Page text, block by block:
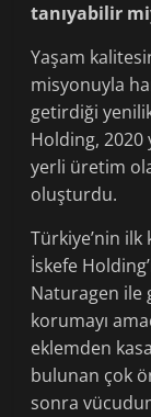
tanıyabilir
Yaşam
misyonuyla
getirdiği
Holding, 2020
yerli üretim
oluşturdu.
Türkiye’nin
İskefe
Naturagen ile
korumayı
eklemden
bulunan çok
sonra